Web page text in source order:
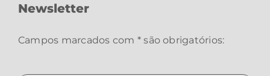
Newsletter
Campos marcados com * são obrigatórios: